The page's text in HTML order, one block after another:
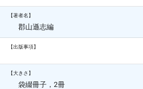
【著者名】
郡山遜志編
【出版事項】
【大きさ】
袋綴冊子，2冊